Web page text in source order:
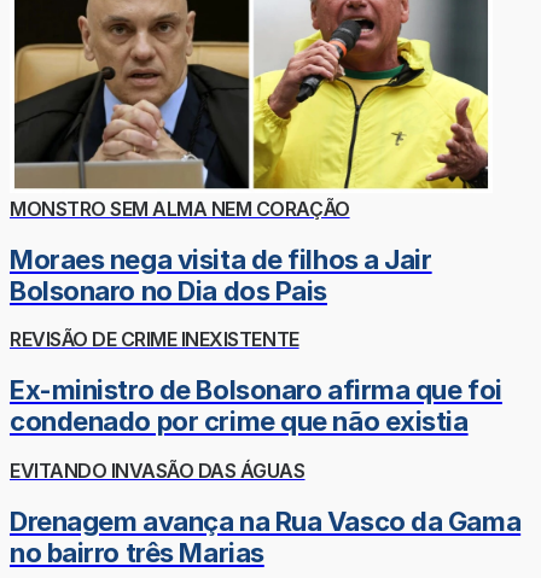
MONSTRO SEM ALMA NEM CORAÇÃO
Moraes nega visita de filhos a Jair
Bolsonaro no Dia dos Pais
REVISÃO DE CRIME INEXISTENTE
Ex-ministro de Bolsonaro afirma que foi
condenado por crime que não existia
EVITANDO INVASÃO DAS ÁGUAS
Drenagem avança na Rua Vasco da Gama
no bairro três Marias